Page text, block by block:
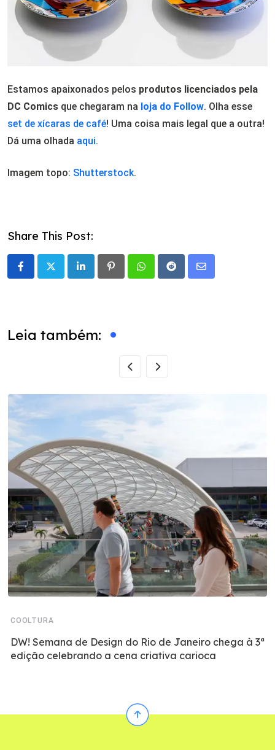
Estamos apaixonados pelos produtos licenciados pela
DC Comics que chegaram na loja do Follow. Olha esse
set de xícaras de café! Uma coisa mais legal que a outra!
Dá uma olhada aqui.
Imagem topo: Shutterstock.
Share This Post:
LinkedIn PinterestWhatsappRedditShare
Leia também:
COOLTURA
DW! Semana de Design do Rio de Janeiro chega à 3ª
edição celebrando a cena criativa carioca